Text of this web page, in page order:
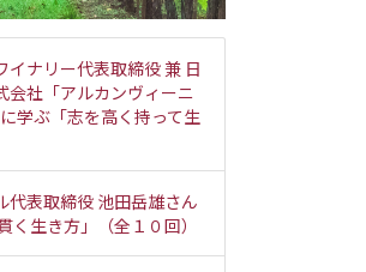
ナリー代表取締役 兼 日
会社「アルカンヴィーニ
学ぶ「志を高く持って生
代表取締役 池田岳雄さん
く生き方」（全１０回）